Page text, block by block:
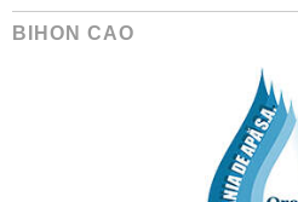
BIHON CAO